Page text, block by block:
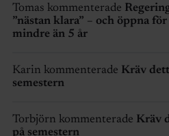
Tomas kommenterade
”nästan klara” – och öppna
mindre än 5 år
Karin kommenterade Kräv
semestern
Torbjörn kommenterade Kräv
på semestern